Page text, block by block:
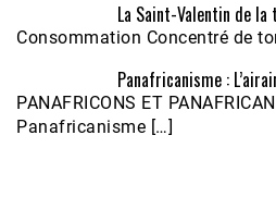
Écoutez le parcours de
Nobana (Podologue)
Feb 24, 2021 • 28mn
La Saint-Valentin de la
Consommation Concentré de
Panafricanisme :
PANAFRICONS ET
Panafricanisme […]